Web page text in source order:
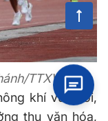
TTXVN)
khí vui tươi,
thụ văn hóa,